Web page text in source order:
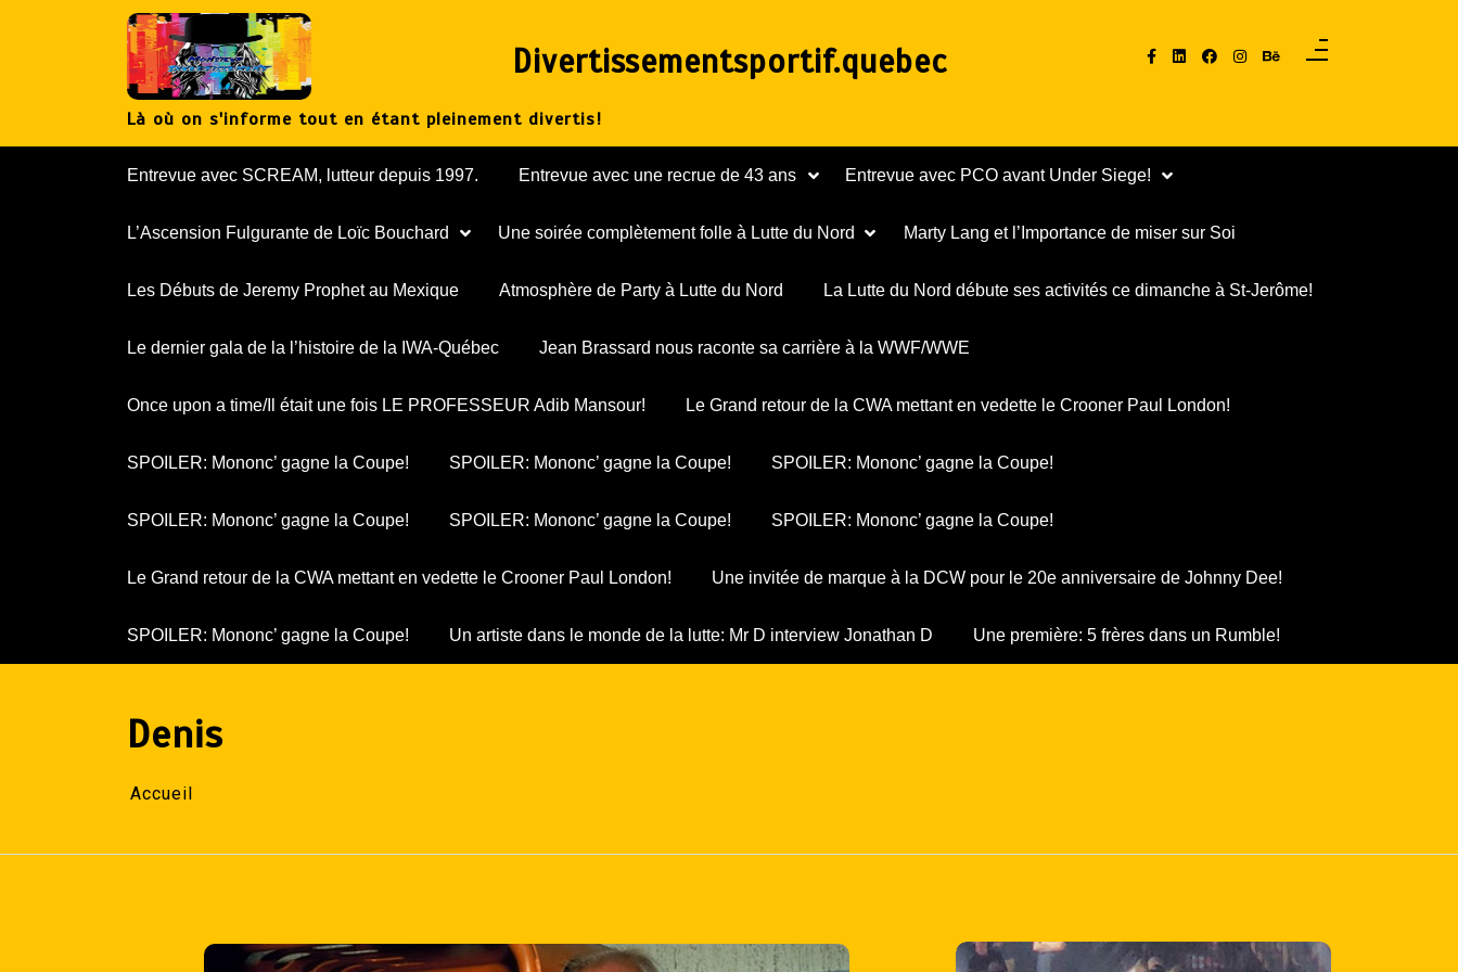
Divertissementsportif.quebec
Là où on s'informe tout en étant pleinement divertis!
Entrevue avec SCREAM, lutteur depuis 1997. Entrevue avec une recrue de 43 ans Entrevue avec PCO avant Under Siege!
L’Ascension Fulgurante de Loïc Bouchard Une soirée complètement folle à Lutte du Nord Marty Lang et l’Importance de miser sur Soi
Les Débuts de Jeremy Prophet au Mexique Atmosphère de Party à Lutte du Nord La Lutte du Nord débute ses activités ce dimanche à St-Jerôme!
Le dernier gala de la l’histoire de la IWA-Québec Jean Brassard nous raconte sa carrière à la WWF/WWE
Once upon a time/Il était une fois LE PROFESSEUR Adib Mansour! Le Grand retour de la CWA mettant en vedette le Crooner Paul London!
SPOILER: Mononc’ gagne la Coupe! SPOILER: Mononc’ gagne la Coupe! SPOILER: Mononc’ gagne la Coupe!
SPOILER: Mononc’ gagne la Coupe! SPOILER: Mononc’ gagne la Coupe! SPOILER: Mononc’ gagne la Coupe!
Le Grand retour de la CWA mettant en vedette le Crooner Paul London! Une invitée de marque à la DCW pour le 20e anniversaire de Johnny Dee!
SPOILER: Mononc’ gagne la Coupe! Un artiste dans le monde de la lutte: Mr D interview Jonathan D Une première: 5 frères dans un Rumble!
Denis
Accueil